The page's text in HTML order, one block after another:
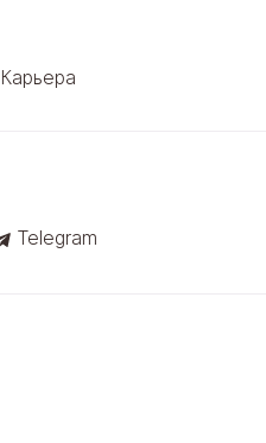
Карьера
Telegram